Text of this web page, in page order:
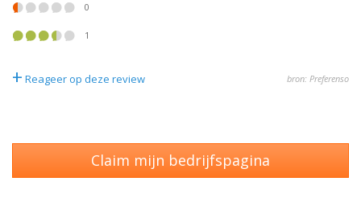
0
1
+ Reageer op deze review bron: Preferenso
Claim mijn bedrijfspagina